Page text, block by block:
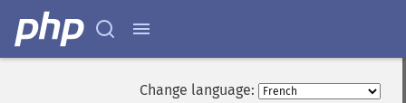
Change language: